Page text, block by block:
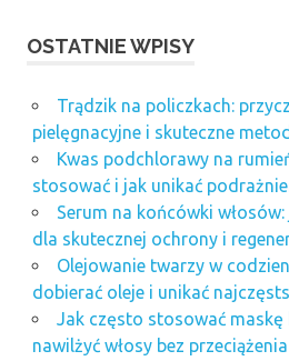
OSTATNIE WPISY
Trądzik na policzkach:
pielęgnacyjne i skuteczne
Kwas podchlorawy na
stosować i jak unikać
Serum na końcówki
dla skutecznej ochrony i
Olejowanie twarzy w
dobierać oleje i unikać
Jak często stosować
nawilżyć włosy bez